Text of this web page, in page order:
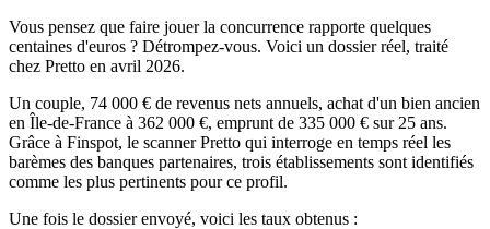
Vous pensez que faire jouer la concurrence rapporte quelques
centaines d'euros ? Détrompez-vous. Voici un dossier réel, traité
chez Pretto en avril 2026.
Un couple, 74 000 € de revenus nets annuels, achat d'un bien ancien
en Île-de-France à 362 000 €, emprunt de 335 000 € sur 25 ans.
Grâce à Finspot, le scanner Pretto qui interroge en temps réel les
barèmes des banques partenaires, trois établissements sont identifiés
comme les plus pertinents pour ce profil.
Une fois le dossier envoyé, voici les taux obtenus :